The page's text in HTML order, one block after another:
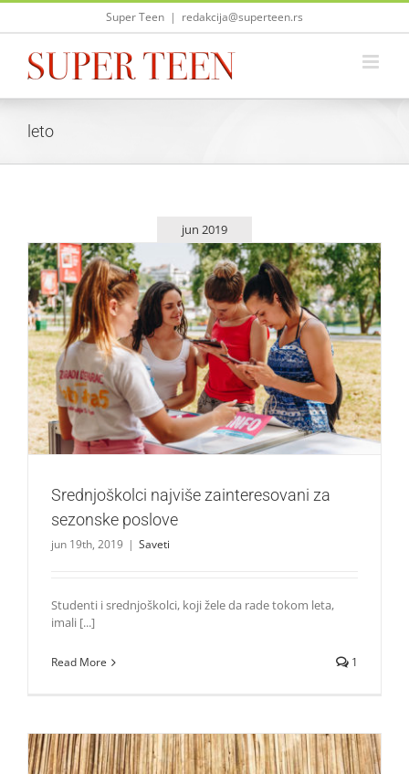
Skip
Super Teen | redakcija@superteen.rs
leto
jun 2019
Srednjoškolci najviše zainteresovani za sezonske poslove
Saveti
Srednjoškolci najviše zainteresovani za
sezonske poslove
jun 19th, 2019 | Saveti
Studenti i srednjoškolci, koji žele da rade tokom leta,
imali [...]
Read More 1